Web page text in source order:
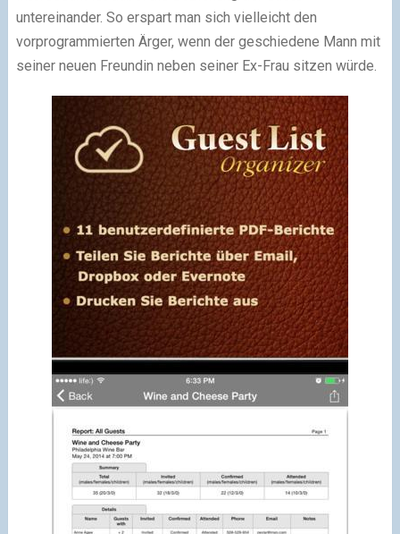
untereinander. So erspart man sich vielleicht den
vorprogrammierten Ärger, wenn der geschiedene Mann mit
seiner neuen Freundin neben seiner Ex-Frau sitzen würde.